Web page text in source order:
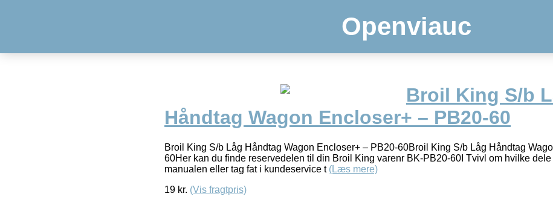
Openviauc
Broil King S/b
Håndtag Wagon Encloser+ – PB20-60
Broil King S/b Låg Håndtag Wagon Encloser+ – PB20-60Broil King S/b Låg Håndtag
60Her kan du finde reservedelen til din Broil King varenr BK-PB20-60I Tvivl om hvilke
manualen eller tag fat i kundeservice t (Læs mere)
19 kr. (Vis fragtpris)